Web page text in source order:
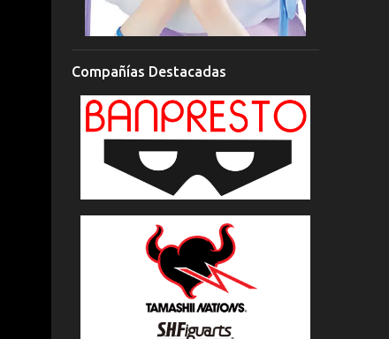
Compañías Destacadas